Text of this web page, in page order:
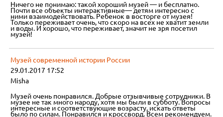
Ничего не понимаю: такой хороший музей — и бесплатно.
Почти все объекты интерактивные— детям интересно с
ними взаимодействовать. Ребенок в восторге от музея!
Только переживает очень, что скоро на всех не хватит земли
и воды. И хорошо, что переживает, значит не зря посетил
музей!
Музей современной истории России
29.01.2017 17:52
Misha
Музей очень понравился. Добрые отзывчивые сотрудники. В
музее не так много народу, хотя мы были в субботу. Вопросы
интересные и соответствующие возрасту, искать ответы
было по силам. Понравился и кроссворд. Всем рекомендуем.